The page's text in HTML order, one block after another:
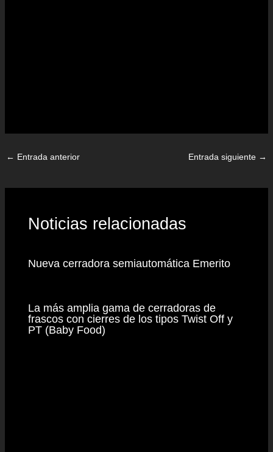
← Entrada anterior Entrada siguiente →
Noticias relacionadas
Nueva cerradora semiautomática Emerito
La más amplia gama de cerradoras de
frascos con cierres de los tipos Twist Off y
PT (Baby Food)